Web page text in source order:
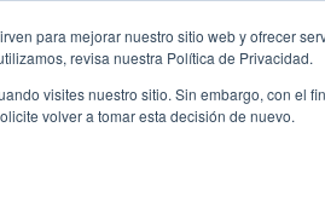
para mejorar nuestro sitio web y ofrecer
revisa nuestra Política de Privacidad.
visites nuestro sitio. Sin embargo, con el
volver a tomar esta decisión de nuevo.
Vehicles